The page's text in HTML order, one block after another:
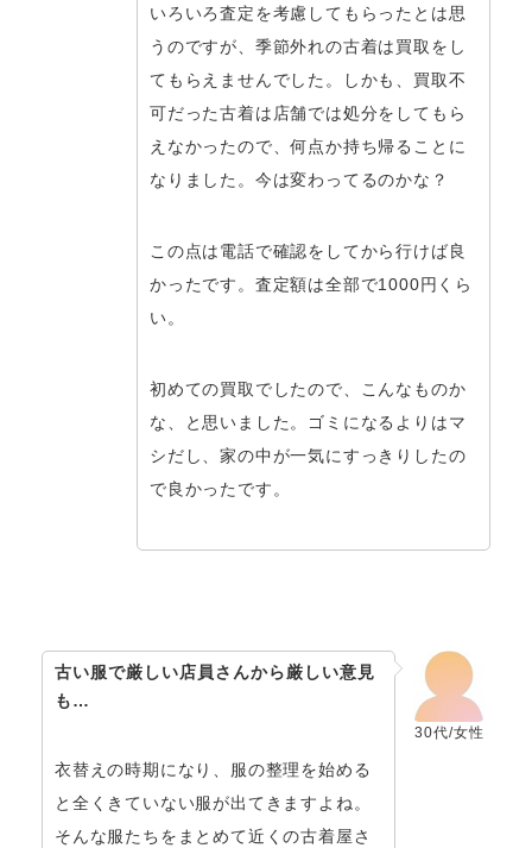
いろいろ査定を考慮してもらったとは思
うのですが、季節外れの古着は買取をし
てもらえませんでした。しかも、買取不
可だった古着は店舗では処分をしてもら
えなかったので、何点か持ち帰ることに
なりました。今は変わってるのかな？
この点は電話で確認をしてから行けば良
かったです。査定額は全部で1000円くら
い。
初めての買取でしたので、こんなものか
な、と思いました。ゴミになるよりはマ
シだし、家の中が一気にすっきりしたの
で良かったです。
30代/女性
古い服で厳しい店員さんから厳しい意見
も…
衣替えの時期になり、服の整理を始める
と全くきていない服が出てきますよね。
そんな服たちをまとめて近くの古着屋さ